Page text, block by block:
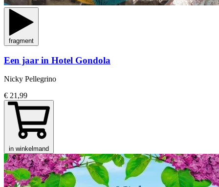
fragment
Een jaar in Hotel Gondola
Nicky Pellegrino
€ 21,99
in winkelmand